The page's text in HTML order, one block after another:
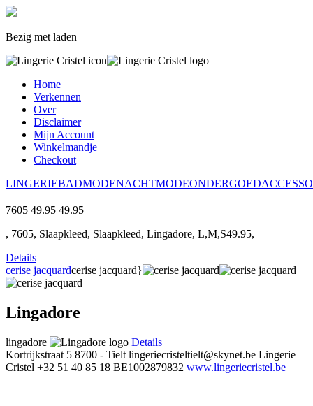
Bezig met laden
Home
Verkennen
Over
Disclaimer
Mijn Account
Winkelmandje
Checkout
LINGERIEBADMODENACHTMODEONDERGOED
7605 49.95 49.95
, 7605, Slaapkleed, Slaapkleed, Lingadore, L,M,S49.95,
Details
cerise jacquardcerise jacquard}
Lingadore
lingadore
Details
Kortrijkstraat 5 8700 - Tielt lingeriecristeltielt@skynet.be Lingerie
Cristel +32 51 40 85 18 BE1002879832 www.lingeriecristel.be